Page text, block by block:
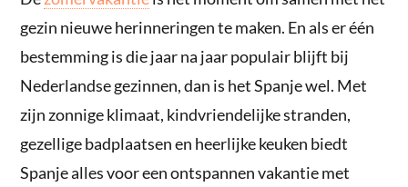
gezin nieuwe herinneringen te maken. En als er één
bestemming is die jaar na jaar populair blijft bij
Nederlandse gezinnen, dan is het Spanje wel. Met
zijn zonnige klimaat, kindvriendelijke stranden,
gezellige badplaatsen en heerlijke keuken biedt
Spanje alles voor een ontspannen vakantie met